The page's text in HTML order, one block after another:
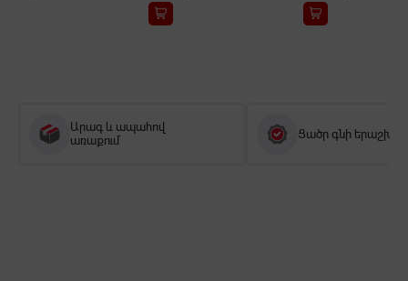
Արագ և ապահով
առաքում
Ցածր գնի երաշխիք